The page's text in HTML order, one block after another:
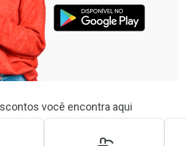
você encontra aqui